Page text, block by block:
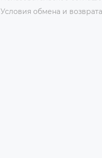
Условия обмена и возврата